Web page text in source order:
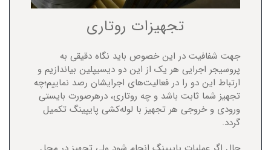
تجهیزات روتاری
جهت شفافیت در این خصوص باید نگاه دقیقی به
پروسیجر اجرایی هر یک از این دو دیسیپلین بیاندازیم و
ارتباط این دو را در فعالیت‌های اجرایشان رصد نماییم؛چه
تجهیز شما ثابت باشد و چه روتاری، درهرصورت بایستی
ورودی و خروجی هر تجهیز با لوله‌کشی پایپینگ تکمیل
گردد.